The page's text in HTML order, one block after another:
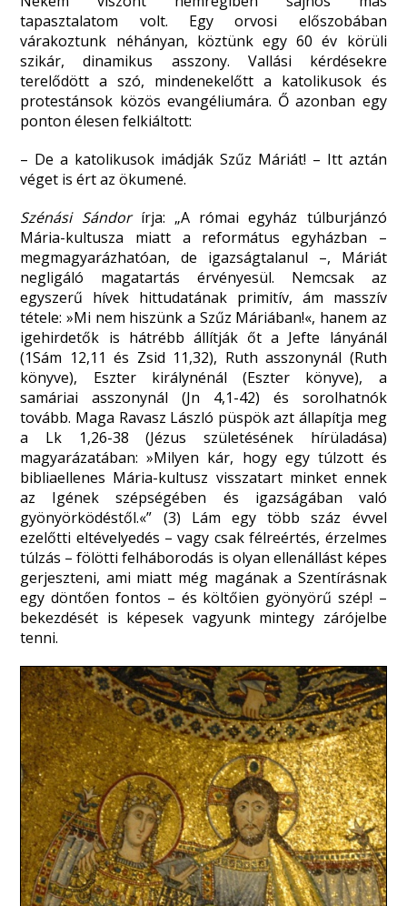
tapasztalatom volt. Egy orvosi előszobában
várakoztunk néhányan, köztünk egy 60 év körüli
szikár, dinamikus asszony. Vallási kérdésekre
terelődött a szó, mindenekelőtt a katolikusok és
protestánsok közös evangéliumára. Ő azonban egy
ponton élesen felkiáltott:
– De a katolikusok imádják Szűz Máriát! – Itt aztán
véget is ért az ökumené.
Szénási Sándorírja: „A római egyház túlburjánzó
Mária-kultusza miatt a református egyházban –
megmagyarázhatóan, de igazságtalanul –, Máriát
negligáló magatartás érvényesül. Nemcsak az
egyszerű hívek hittudatának primitív, ám masszív
tétele: »Mi nem hiszünk a Szűz Máriában!«, hanem az
igehirdetők is hátrébb állítják őt a Jefte lányánál
(1Sám 12,11 és Zsid 11,32), Ruth asszonynál (Ruth
könyve), Eszter királynénál (Eszter könyve), a
samáriai asszonynál (Jn 4,1-42) és sorolhatnók
tovább. Maga Ravasz László püspök azt állapítja meg
a Lk 1,26-38 (Jézus születésének hírüladása)
magyarázatában: »Milyen kár, hogy egy túlzott és
bibliaellenes Mária-kultusz visszatart minket ennek
az Igének szépségében és igazságában való
gyönyörködéstől.«” (3) Lám egy több száz évvel
ezelőtti eltévelyedés – vagy csak félreértés, érzelmes
túlzás – fölötti felháborodás is olyan ellenállást képes
gerjeszteni, ami miatt még magának a Szentírásnak
egy döntően fontos – és költőien gyönyörű szép! –
bekezdését is képesek vagyunk mintegy zárójelbe
tenni.